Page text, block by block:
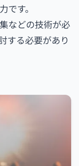
です。
などの技術が必
する必要があり